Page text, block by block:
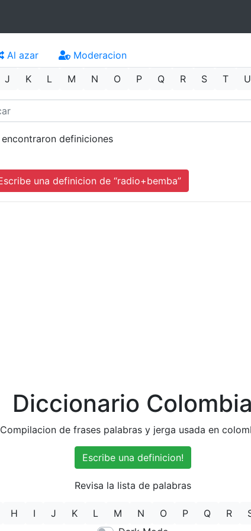
Al azar
Moderacion
J K L M N O P Q R S T U
encontraron definiciones
una definicion de “radio+bemba”
Diccionario Colombia
Compilacion de frases palabras y jerga usada en
Escribe una definicion!
Revisa la lista de palabras
H I J K L M N O P Q R